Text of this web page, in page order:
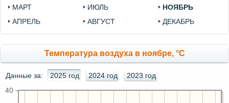
МАРТ
АПРЕЛЬ
ИЮЛЬ
АВГУСТ
НОЯБРЬ
ДЕКАБРЬ
Температура воздуха в ноябре, °C
Данные за: 2025 год 2024 год 2023 год
40